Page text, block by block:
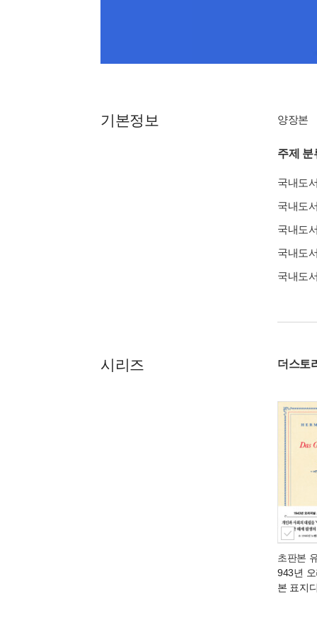
기본정보 양장본
주제 분
국내도
국내도
국내도
국내도
국내도
시리즈 더스토
초판본
943년
본 표지